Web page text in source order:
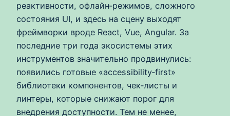
реактивности, офлайн‑режимов, сложного
состояния UI, и здесь на сцену выходят
фреймворки вроде React, Vue, Angular. За
последние три года экосистемы этих
инструментов значительно продвинулись:
появились готовые «accessibility‑first»
библиотеки компонентов, чек‑листы и
линтеры, которые снижают порог для
внедрения доступности. Тем не менее,